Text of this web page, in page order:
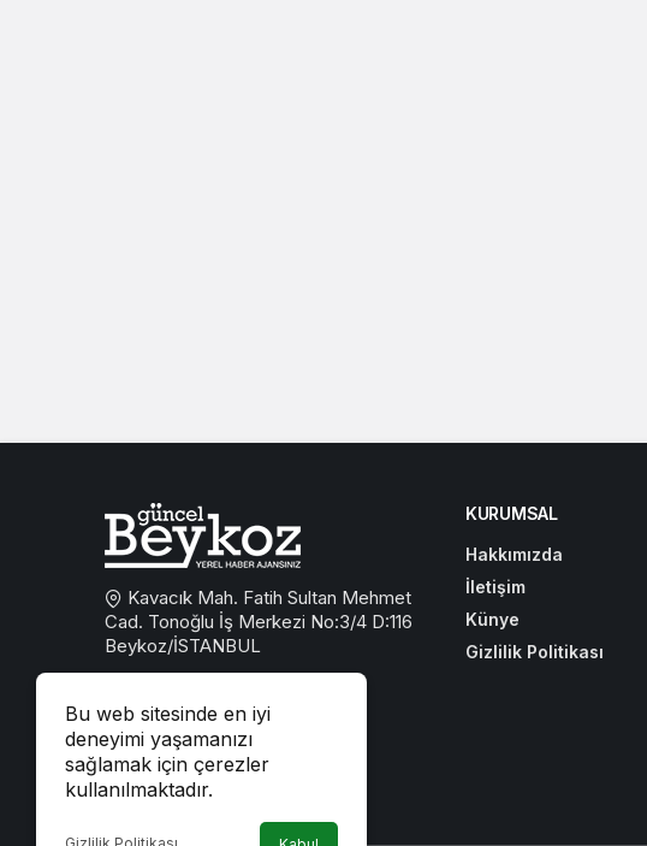
Bu web sitesinde en iyi
deneyimi yaşamanızı
sağlamak için çerezler
kullanılmaktadır.
Kavacık Mah. Fatih Sultan Mehmet
Cad. Tonoğlu İş Merkezi No:3/4 D:116
Beykoz/İSTANBUL
beykozguncel@gmail.com
iletisim@beykozguncel.com
KURUMSAL
Hakkımızda
İletişim
Künye
Gizlilik Politikası